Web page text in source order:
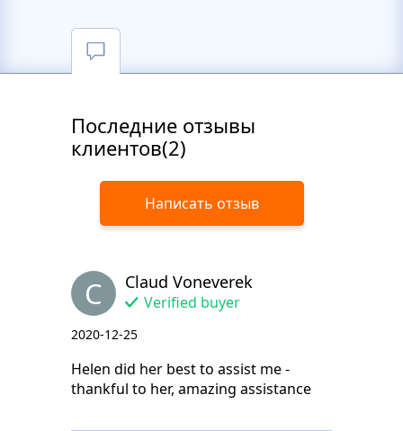
Последние отзывы
клиентов(2)
Написать отзыв
C Claud Voneverek
Verified buyer
2020-12-25
Helen did her best to assist me -
thankful to her, amazing assistance